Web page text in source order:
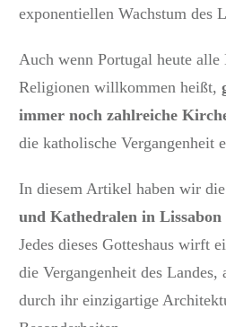
exponentiellen Wachstum des
Auch wenn Portugal heute alle
Religionen willkommen heißt,
immer noch zahlreiche
die katholische Vergangenheit
In diesem Artikel haben wir die
und Kathedralen in Lissabon
Jedes dieses Gotteshaus wirft
die Vergangenheit des Landes,
durch ihr einzigartige